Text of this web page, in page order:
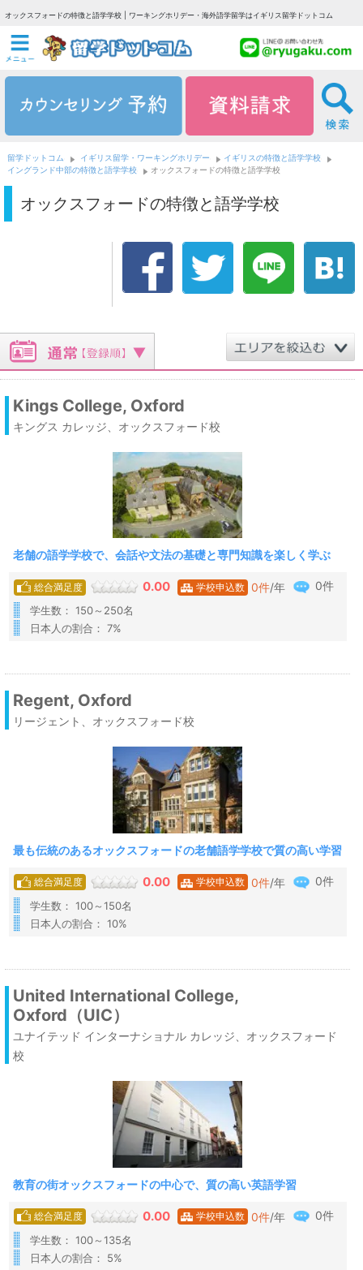
オックスフォードの特徴と語学学校 | ワーキングホリデー・海外語学留学はイギリス留学ドットコム
留学ドットコム イギリス留学・ワーキングホリデー
イギリスの特徴と語学学校
イングランド中部の特徴と語学学校
オックスフォードの特徴と語学学校
オックスフォードの特徴と語学学校
Kings College, Oxford
キングス カレッジ、オックスフォード校
老舗の語学学校で、会話や文法の基礎と専門知識を楽しく学ぶ
総合満足度 0.00 学校申込数 0件/年 0件
学生数： 150～250名
日本人の割合： 7%
Regent, Oxford
リージェント、オックスフォード校
最も伝統のあるオックスフォードの老舗語学学校で質の高い学習
総合満足度 0.00 学校申込数 0件/年 0件
学生数： 100～150名
日本人の割合： 10%
United International College,
Oxford（UIC）
ユナイテッド インターナショナル カレッジ、オックスフォード
校
教育の街オックスフォードの中心で、質の高い英語学習
総合満足度 0.00 学校申込数 0件/年 0件
学生数： 100～135名
日本人の割合： 5%